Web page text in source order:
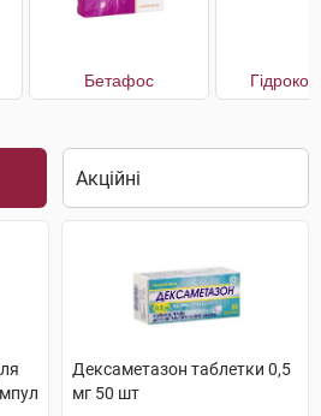
Бетафос
Дексаметазон таблетки 0,5
мг 50 шт